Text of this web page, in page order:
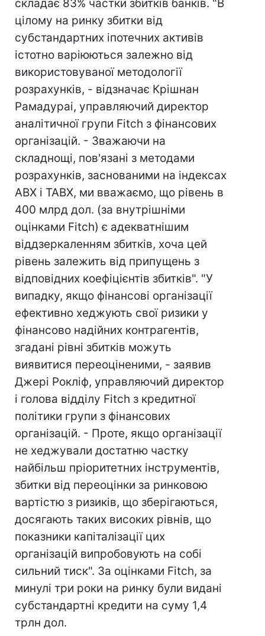
складає 83% частки збитків банків. "В
цілому на ринку збитки від
субстандартних іпотечних активів
істотно варіюються залежно від
використовуваної методології
розрахунків, - відзначає Крішнан
Рамадураі, управляючий директор
аналітичної групи Fitch з фінансових
організацій. - Зважаючи на
складнощі, пов'язані з методами
розрахунків, заснованими на індексах
ABX і TABX, ми вважаємо, що рівень в
400 млрд дол. (за внутрішніми
оцінками Fitch) є адекватнішим
віддзеркаленням збитків, хоча цей
рівень залежить від припущень з
відповідних коефіцієнтів збитків". "У
випадку, якщо фінансові організації
ефективно хеджують свої ризики у
фінансово надійних контрагентів,
згадані рівні збитків можуть
виявитися переоціненими, - заявив
Джері Рокліф, управляючий директор
і голова відділу Fitch з кредитної
політики групи з фінансових
організацій. - Проте, якщо організації
не хеджували достатню частку
найбільш пріоритетних інструментів,
збитки від переоцінки за ринковою
вартістю з ризиків, що зберігаються,
досягають таких високих рівнів, що
показники капіталізації цих
організацій випробовують на собі
сильний тиск". За оцінками Fitch, за
минулі три роки на ринку були видані
субстандартні кредити на суму 1,4
трлн дол.